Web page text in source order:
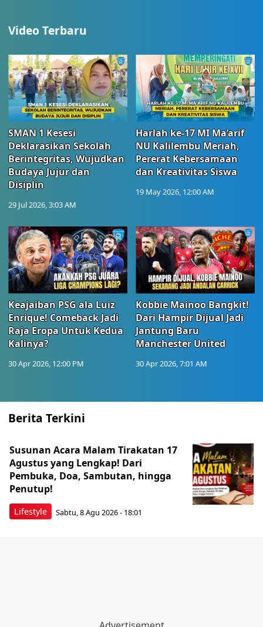
Video Terbaru
SMAN 1 Kesesi
Deklarasikan Sekolah
Berintegritas, Wujudkan
Budaya Jujur dan
Disiplin
29 Jul 2026, 3:03 AM
Harlah ke-17 MI Ma’arif
NU Kalilembu Meriah,
Pererat Kebersamaan
dan Kreativitas Siswa
19 May 2026, 12:00 AM
Keajaiban PSG ala Luiz
Enrique! Comeback Jadi
Raja Eropa Untuk Kedua
Kalinya?
30 Apr 2026, 12:00 PM
Kobbie Mainoo Bangkit!
Dari Hampir Dijual Jadi
Jantung Baru
Manchester United
30 Apr 2026, 7:01 AM
Berita Terkini
Lifestyle
Susunan Acara Malam Tirakatan 17
Agustus yang Lengkap! Dari
Pembuka, Doa, Sambutan, hingga
Penutup!
Sabtu, 8 Agu 2026 - 18:01